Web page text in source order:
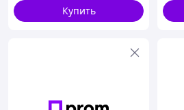
Купить